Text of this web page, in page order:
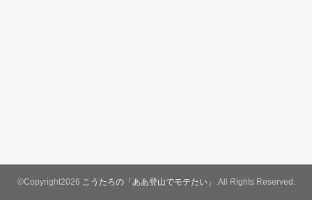
©Copyright2026 こうたろの「ああ登山でモテたい」 .All Rights Reserved.